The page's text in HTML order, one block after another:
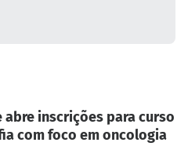
abre inscrições para curso
com foco em oncologia